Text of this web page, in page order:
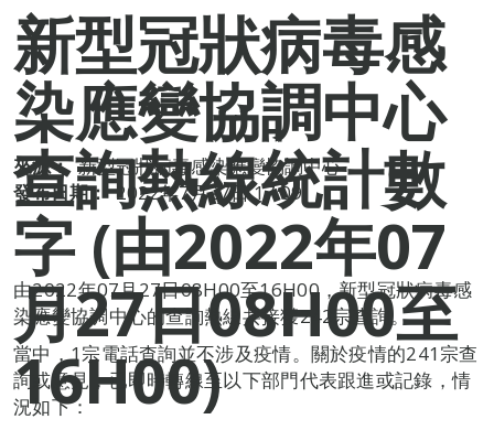
新型冠狀病毒感
染應變協調中心
查詢熱線統計數
字 (由2022年07
月27日08H00至
16H00)
來源： 新型冠狀病毒感染應變協調中心
發布日期： 2022年7月27日 17:09
由2022年07月27日08H00至16H00，新型冠狀病毒感
染應變協調中心的查詢熱線共接獲242宗查詢。
當中，1宗電話查詢並不涉及疫情。關於疫情的241宗查
詢或意見，已即時轉線至以下部門代表跟進或記錄，情
況如下：